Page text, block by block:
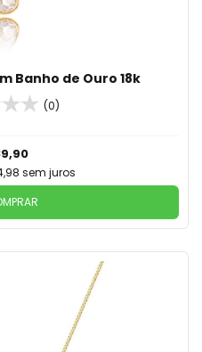
Banho de Ouro 18k
(0)
sem juros